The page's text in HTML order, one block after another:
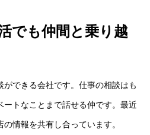
でも仲間と乗り越
できる会社です。仕事の相談はも
ートなことまで話せる仲です。最近
情報を共有し合っています。